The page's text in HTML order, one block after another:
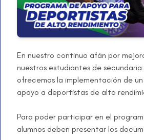
En nuestro continuo afán por
nuestros estudiantes de
ofrecemos la implementación de
apoyo a deportistas de alto
Para poder participar en el
alumnos deben presentar los